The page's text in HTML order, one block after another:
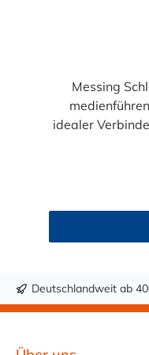
Messing
idealer
des
Deutschlandweit ab